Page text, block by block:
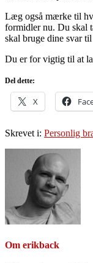
Læg også mærke til
formidler nu. Du skal
skal bruge dine svar
Du er for vigtig til at
Del dette:
X
Skrevet i: Personlig
Om erikback